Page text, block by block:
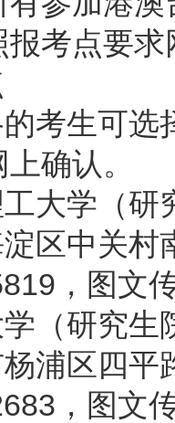
报考点要
考生可选
确认。
大学（
区中关村
，图文
学（研究
浦区四平
，图文